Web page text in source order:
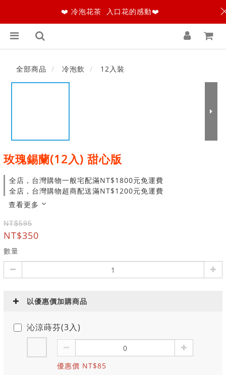
全部商品 冷泡飲 12入裝
玫瑰錫蘭(12入) 甜心版
全店，台灣購物一般宅配滿NT$1800元免運費
全店，台灣購物超商配送滿NT$1200元免運費
查看更多
NT$595
NT$350
數量
以優惠價加購商品
沁涼蒔芬(3入)
優惠價 NT$85
❤️ 冷泡花茶 入口花的感動❤️